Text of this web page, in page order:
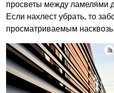
просветы между ламелями
Если нахлест убрать, то
просматриваемым насквозь.